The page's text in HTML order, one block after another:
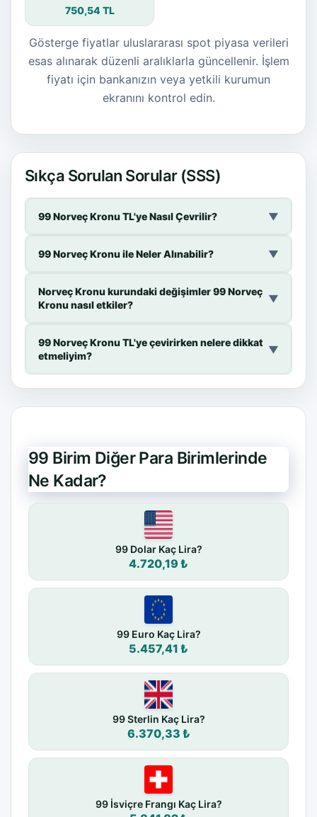
750,54 TL
Gösterge fiyatlar uluslararası spot piyasa verileri
esas alınarak düzenli aralıklarla güncellenir. İşlem
fiyatı için bankanızın veya yetkili kurumun
ekranını kontrol edin.
Sıkça Sorulan Sorular (SSS)
99 Norveç Kronu TL'ye Nasıl Çevrilir? ▼
99 Norveç Kronu ile Neler Alınabilir? ▼
Norveç Kronu kurundaki değişimler 99 Norveç
Kronu nasıl etkiler?
▼
99 Norveç Kronu TL'ye çevirirken nelere dikkat
etmeliyim?
▼
99 Birim Diğer Para Birimlerinde
Ne Kadar?
99 Dolar Kaç Lira?
4.720,19 ₺
99 Euro Kaç Lira?
5.457,41 ₺
99 Sterlin Kaç Lira?
6.370,33 ₺
99 İsviçre Frangı Kaç Lira?